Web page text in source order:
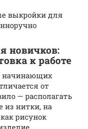
выкройки для
новичков:
к работе
начинающих
от
— располагать
из нитки, на
рисунок